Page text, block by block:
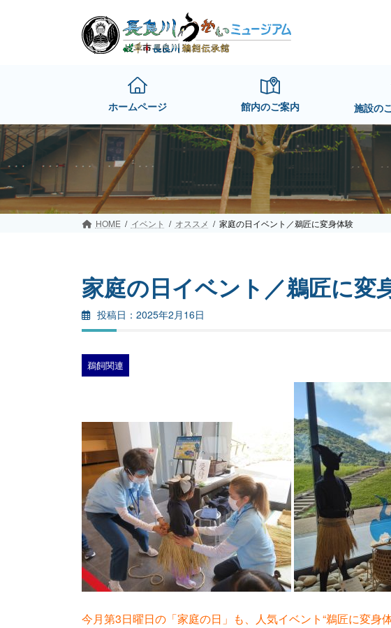
ホームページ 館内のご案内 施設の
HOME イベント オススメ 家庭の日イベント／鵜匠に変身体験
家庭の日イベント／鵜匠に変
2025年2月16日
鵜飼関連
今月第3日曜日の「家庭の日」も、人気イベント“鵜匠に変身